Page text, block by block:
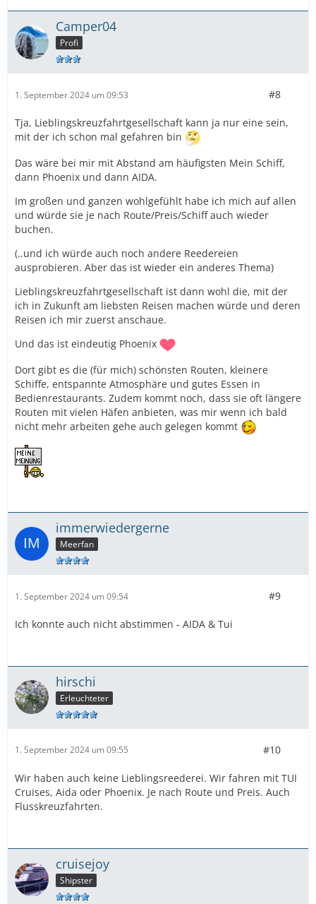
Camper04
Profi
1. September 2024 um 09:53 #8
Tja, Lieblingskreuzfahrtgesellschaft kann ja nur eine sein,
mit der ich schon mal gefahren bin
Das wäre bei mir mit Abstand am häufigsten Mein Schiff,
dann Phoenix und dann AIDA.
Im großen und ganzen wohlgefühlt habe ich mich auf allen
und würde sie je nach Route/Preis/Schiff auch wieder
buchen.
(..und ich würde auch noch andere Reedereien
ausprobieren. Aber das ist wieder ein anderes Thema)
Lieblingskreuzfahrtgesellschaft ist dann wohl die, mit der
ich in Zukunft am liebsten Reisen machen würde und deren
Reisen ich mir zuerst anschaue.
Und das ist eindeutig Phoenix
Dort gibt es die (für mich) schönsten Routen, kleinere
Schiffe, entspannte Atmosphäre und gutes Essen in
Bedienrestaurants. Zudem kommt noch, dass sie oft längere
Routen mit vielen Häfen anbieten, was mir wenn ich bald
nicht mehr arbeiten gehe auch gelegen kommt
immerwiedergerne
Meerfan
1. September 2024 um 09:54 #9
Ich konnte auch nicht abstimmen - AIDA & Tui
hirschi
Erleuchteter
1. September 2024 um 09:55 #10
Wir haben auch keine Lieblingsreederei. Wir fahren mit TUI
Cruises, Aida oder Phoenix. Je nach Route und Preis. Auch
Flusskreuzfahrten.
cruisejoy
Shipster